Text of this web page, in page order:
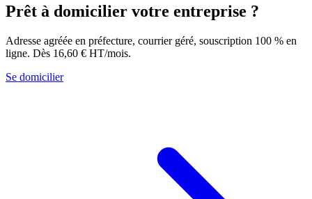
Prêt à domicilier votre entreprise ?
Adresse agréée en préfecture, courrier géré, souscription 100 % en
ligne. Dès 16,60 € HT/mois.
Se domicilier